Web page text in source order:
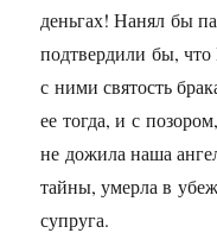
деньгах! Нанял бы
подтвердили бы,
с ними святость
ее тогда, и с
не дожила наша
тайны, умерла в
супруга.